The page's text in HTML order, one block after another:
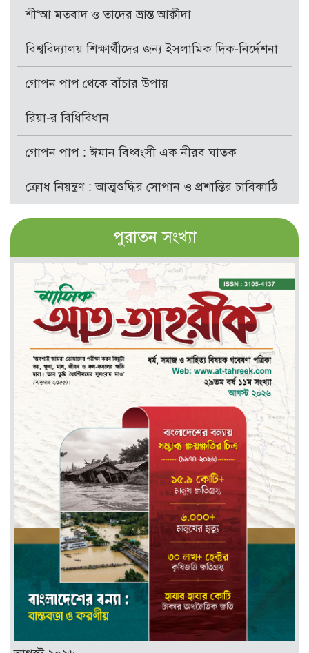
শী‘আ মতবাদ ও তাদের ভ্রান্ত আক্বীদা
বিশ্ববিদ্যালয় শিক্ষার্থীদের জন্য ইসলামিক দিক-নির্দেশনা
গোপন পাপ থেকে বাঁচার উপায়
রিয়া-র বিধিবিধান
গোপন পাপ : ঈমান বিধ্বংসী এক নীরব ঘাতক
ক্রোধ নিয়ন্ত্রণ : আত্মশুদ্ধির সোপান ও প্রশান্তির চাবিকাঠি
পুরাতন সংখ্যা